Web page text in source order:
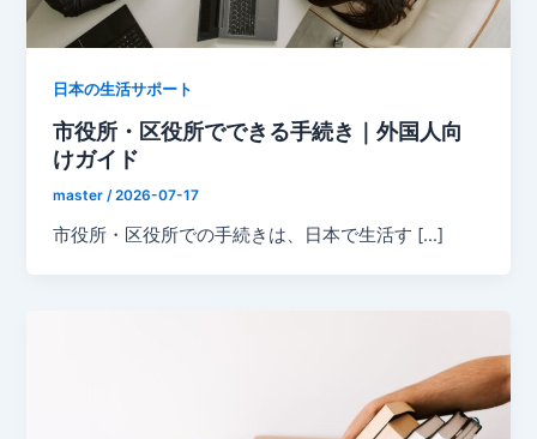
日本の生活サポート
市役所・区役所でできる手続き｜外国人向
けガイド
master /2026-07-17
市役所・区役所での手続きは、日本で生活す […]